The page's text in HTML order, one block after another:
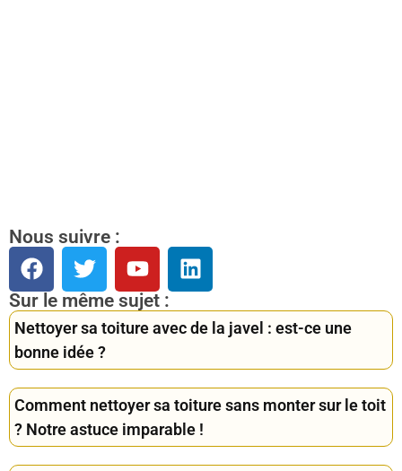
Nous suivre :
Sur le même sujet :
Nettoyer sa toiture avec de la javel : est-ce une
bonne idée ?
Comment nettoyer sa toiture sans monter sur le toit
? Notre astuce imparable !